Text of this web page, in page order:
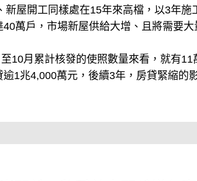
新屋開工同樣處在15年來高檔，以3年
萬戶，市場新屋供給大增、且將需要大
10月累計核發的使照數量來看，就有
1兆4,000萬元，後續3年，房貸緊縮的